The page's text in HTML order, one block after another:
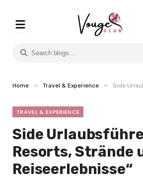
Home » Travel & Experience » Side Urlaubsführer:
TRAVEL & EXPERIENCE
Side
Resorts, Strände
Reiseerlebnisse“